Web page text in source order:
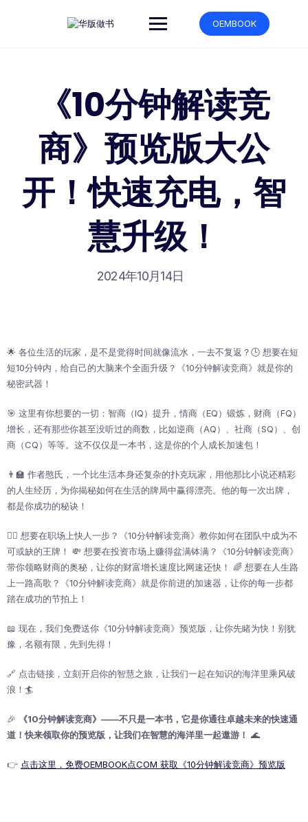
OEMBOOK
《10分钟解读竞
商》预览版大公
开！快速充电，智
慧升级！
2024年10月14日
🌟 各位生活的玩家，是不是觉得时间就像流水，一去不复返？🕒️ 想要在短
短10分钟内，给自己的大脑来个全面升级？《10分钟解读竞商》就是你的
秘密武器！
🎯 这里有你想要的一切：智商（IQ）提升，情商（EQ）锻炼，财商（FQ）
增长，还有那些你甚至没听过的商数，比如逆商（AQ）、社商（SQ）、创
商（CQ）等等。这不仅仅是一本书，这是你的个人成长加速包！
👨‍🏫 作者憨氏，一个比生活本身还复杂的扑克玩家，用他那比小说还精彩
的人生经历，为你揭秘如何在生活的牌局中赢得漂亮。他的每一次出牌，
都是你成功的秘诀！
🏃‍♂️ 想要在职场上快人一步？《10分钟解读竞商》教你如何在团队中成为不
可或缺的王牌！ 💸 想要在投资市场上赚得盆满钵满？《10分钟解读竞商》
带你领略财商的奥秘，让你的财富增长速度比网速还快！ 🌈 想要在人生路
上一路高歌？《10分钟解读竞商》就是你前进的加速器，让你的每一步都
踏在成功的节拍上！
📖 现在，我们免费送你《10分钟解读竞商》预览版，让你先睹为快！别犹
豫，名额有限，先到先得！
🔗 点击链接，立刻开启你的智慧之旅，让我们一起在知识的海洋里乘风破
浪！🏄
🎉 《10分钟解读竞商》——不只是一本书，它是你通往卓越未来的快速通
道！快来领取你的预览版，让我们在智慧的海洋里一起遨游！ 🌊
👉 点击这里，免费OEMBOOK点COM 获取《10分钟解读竞商》预览版